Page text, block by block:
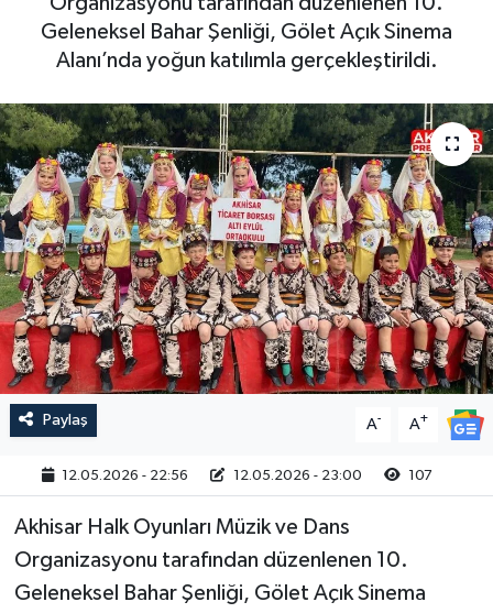
Geleneksel Bahar Şenliği, Gölet Açık Sinema
Alanı’nda yoğun katılımla gerçekleştirildi.
Paylaş A- A+
12.05.2026 - 22:56 12.05.2026 - 23:00 107
Akhisar Halk Oyunları Müzik ve Dans
Organizasyonu tarafından düzenlenen 10.
Geleneksel Bahar Şenliği, Gölet Açık Sinema
Magazin
Kadın
Yerel Haber
Akhisar Emlak
Ülke
Etiketler
Duyurular
Sektörel
Röportaj
Dünya
Yaşam
Kadın
Teknoloji
Akhisar Emlak
Ülke